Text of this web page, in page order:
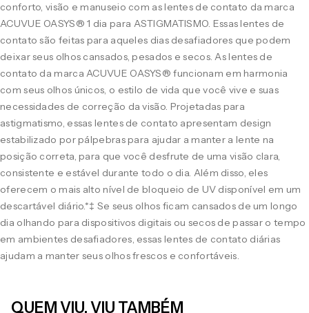
conforto, visão e manuseio com as lentes de contato da marca
ACUVUE OASYS® 1 dia para ASTIGMATISMO. Essas lentes de
contato são feitas para aqueles dias desafiadores que podem
deixar seus olhos cansados, pesados e secos. As lentes de
contato da marca ACUVUE OASYS® funcionam em harmonia
com seus olhos únicos, o estilo de vida que você vive e suas
necessidades de correção da visão. Projetadas para
astigmatismo, essas lentes de contato apresentam design
estabilizado por pálpebras para ajudar a manter a lente na
posição correta, para que você desfrute de uma visão clara,
consistente e estável durante todo o dia. Além disso, eles
oferecem o mais alto nível de bloqueio de UV disponível em um
descartável diário.*‡ Se seus olhos ficam cansados de um longo
dia olhando para dispositivos digitais ou secos de passar o tempo
em ambientes desafiadores, essas lentes de contato diárias
ajudam a manter seus olhos frescos e confortáveis.
QUEM VIU, VIU TAMBÉM